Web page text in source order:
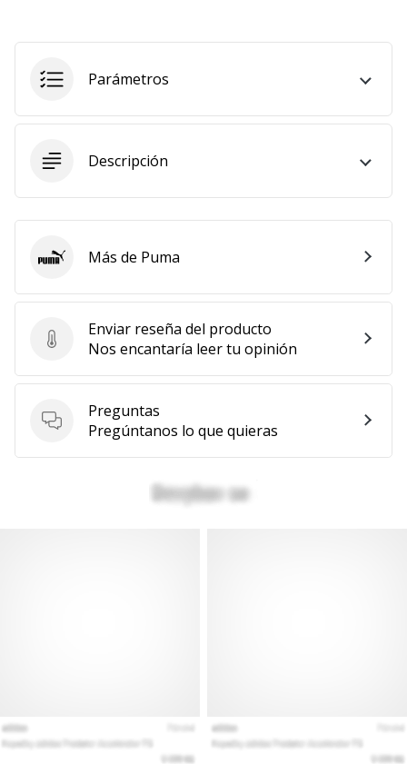
Parámetros
Descripción
Enviar reseña del producto
Enviar reseña del producto
Nos encantaría leer tu opinión
Preguntas
Preguntas
Pregúntanos lo que quieras
PumaMás de Puma